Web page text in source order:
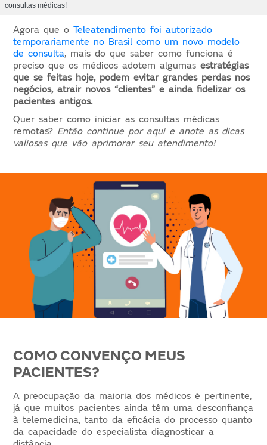
consultas médicas!
Agora que oTeleatendimento foi autorizado
temporariamente no Brasil como um novo modelo
de consulta, mais do que saber como funciona é
preciso que os médicos adotem algumas estratégias
que se feitas hoje, podem evitar grandes perdas nos
negócios, atrair novos “clientes” e ainda fidelizar os
pacientes antigos.
Quer saber como iniciar as consultas médicas
remotas? Então continue por aqui e anote as dicas
valiosas que vão aprimorar seu atendimento!
COMO CONVENÇO MEUS
PACIENTES?
A preocupação da maioria dos médicos é pertinente,
já que muitos pacientes ainda têm uma desconfiança
à telemedicina, tanto da eficácia do processo quanto
da capacidade do especialista diagnosticar a